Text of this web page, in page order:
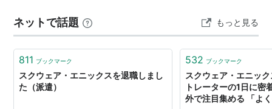
以外は特別興味がなかった。 とこ…
ネットで話題 もっと見る
811 ブックマーク
スクウェア・エニックスを退職しまし
た（派遣）
532 ブックマーク
スクウェア・エニッ
トレーターの1日に密
外で注目集める 「よ